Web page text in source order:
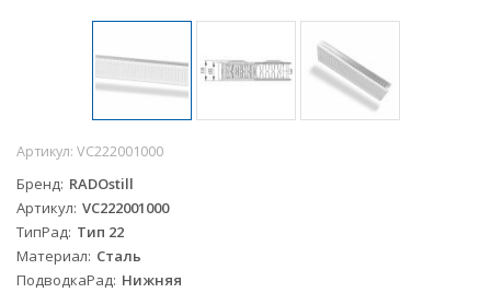
Артикул: VC222001000
Бренд RADOstill
Артикул VC222001000
ТипРад Тип 22
Материал Сталь
ПодводкаРад Нижняя